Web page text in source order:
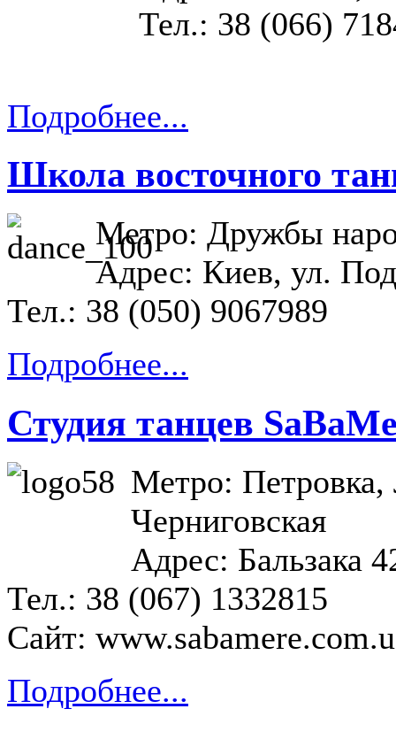
Тел.: 38 (066)
Подробнее...
Школа восточного
Метро: Дружбы
Адрес: Киев, ул.
Тел.: 38 (050) 9067989
Подробнее...
Студия танцев
Метро: Петровка,
Черниговская
Адрес: Бальзака
Тел.: 38 (067) 1332815
Сайт:
Подробнее...